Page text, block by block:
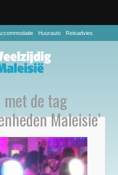
Huurauto Reisadvies
de tag
Maleisie’